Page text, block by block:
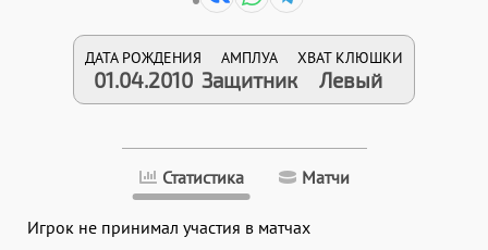
ДАТА РОЖДЕНИЯ
01.04.2010
АМПЛУА
Защитник
ХВАТ КЛЮШКИ
Левый
Статистика Матчи
Игрок не принимал участия в матчах